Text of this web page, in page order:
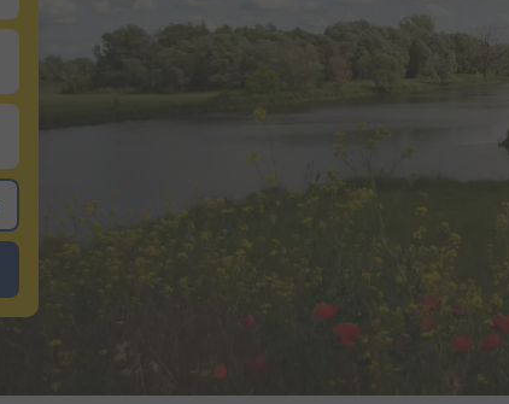
naar staanplaatsen
huuraccommodaties om te zoeken naar huuraccommodaties